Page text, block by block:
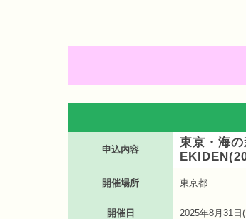
申込内容
東京・海
開催場所 東京都
開催日 2025年8月31日